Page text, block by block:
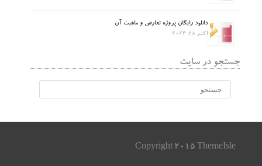
دانلود رایگان پروژه تعارض و ماهیت آن
اکتبر 28, 2024
جستجو در سایت
Copyright 2015 ThemeIsle